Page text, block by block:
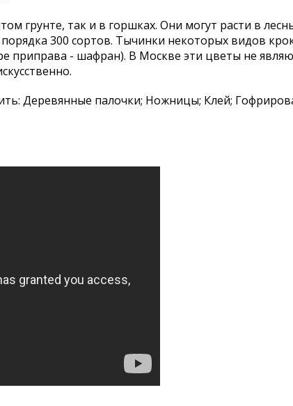
грунте, так и в горшках. Они могут расти в
300 сортов. Тычинки некоторых видов
приправа - шафран). В Москве эти цветы не
Деревянные палочки; Ножницы; Клей;